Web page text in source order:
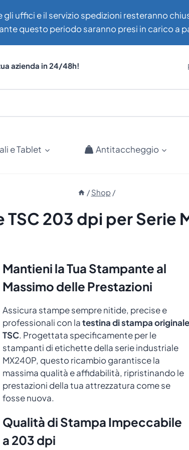
uffici e il servizio spedizioni resteranno
questo periodo saranno presi in carico a
azienda in 24/48h!
e Tablet Antitaccheggio
/ Shop /
203 dpi per Serie
Mantieni la Tua Stampante al
Massimo delle Prestazioni
Assicura stampe sempre nitide, precise e
professionali con latestina di stampa originale
TSC. Progettata specificamente per le
stampanti di etichette della serie industriale
MX240P, questo ricambio garantisce la
massima qualità e affidabilità, ripristinando le
prestazioni della tua attrezzatura come se
fosse nuova.
Qualità di Stampa Impeccabile
a 203 dpi